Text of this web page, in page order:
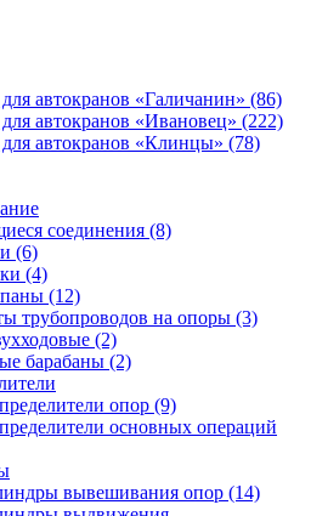
автокранов «Галичанин» (86)
автокранов «Ивановец» (222)
для автокранов «Клинцы» (78)
соединения (8)
(6)
(4)
(12)
трубопроводов на опоры (3)
(2)
барабаны (2)
опор (9)
основных операций
вывешивания опор (14)